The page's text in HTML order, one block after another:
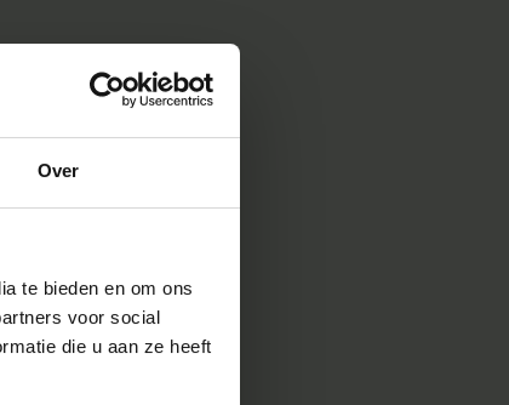
Over
te bieden en om ons
voor social
die u aan ze heeft
Creative zorgt voor plezier en is erop gericht dat
wat de creativiteit en ontwikkeling stimuleert.
avontuur
maak je eigen dinosaurussen met deze geweldige set.